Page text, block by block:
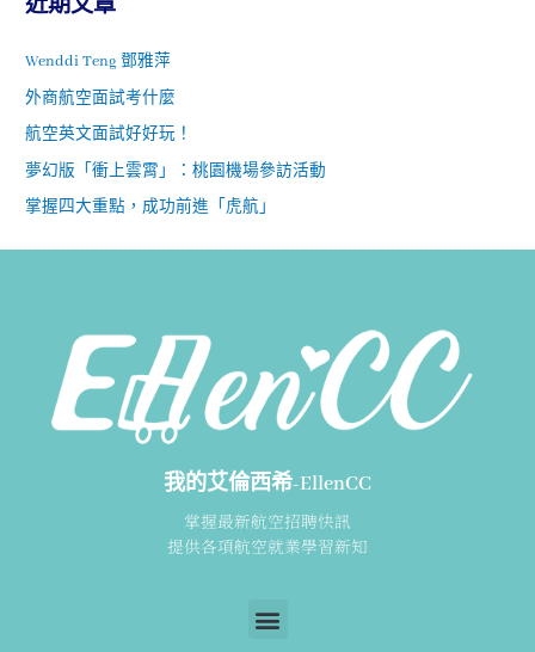
近期文章
Wenddi Teng 鄧雅萍
外商航空面試考什麼
航空英文面試好好玩！
夢幻版「衝上雲霄」：桃園機場參訪活動
掌握四大重點，成功前進「虎航」
我的艾倫西希-EllenCC
掌握最新航空招聘快訊
提供各項航空就業學習新知